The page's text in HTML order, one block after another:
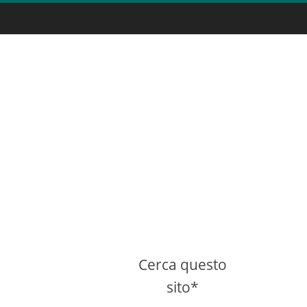
Cerca questo
sito*